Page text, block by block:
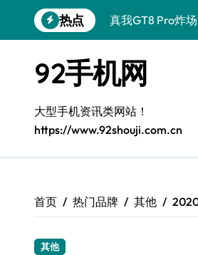
到
热点
真我GT8 Pro炸
荣耀500 Pro携手
vivo S50 Pro
REDMI K90炸场
荣耀ROBOT
iPhone 17e炸场
92手机网
大型手机资讯类网站！
https://www.92shouji.com.cn
首页 热门品牌 其他
其他